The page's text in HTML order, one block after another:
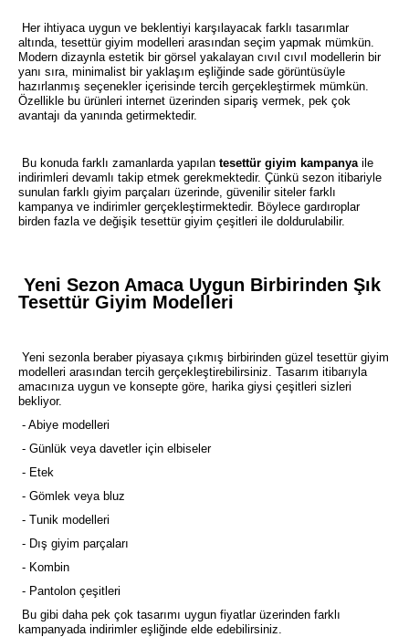
Her ihtiyaca uygun ve beklentiyi karşılayacak farklı tasarımlar
altında, tesettür giyim modelleri arasından seçim yapmak mümkün.
Modern dizaynla estetik bir görsel yakalayan cıvıl cıvıl modellerin bir
yanı sıra, minimalist bir yaklaşım eşliğinde sade görüntüsüyle
hazırlanmış seçenekler içerisinde tercih gerçekleştirmek mümkün.
Özellikle bu ürünleri internet üzerinden sipariş vermek, pek çok
avantajı da yanında getirmektedir.
Bu konuda farklı zamanlarda yapılan tesettür giyim kampanyaile
indirimleri devamlı takip etmek gerekmektedir. Çünkü sezon itibariyle
sunulan farklı giyim parçaları üzerinde, güvenilir siteler farklı
kampanya ve indirimler gerçekleştirmektedir. Böylece gardıroplar
birden fazla ve değişik tesettür giyim çeşitleri ile doldurulabilir.
Yeni Sezon Amaca Uygun Birbirinden Şık
Tesettür Giyim Modelleri
Yeni sezonla beraber piyasaya çıkmış birbirinden güzel tesettür giyim
modelleri arasından tercih gerçekleştirebilirsiniz. Tasarım itibarıyla
amacınıza uygun ve konsepte göre, harika giysi çeşitleri sizleri
bekliyor.
- Abiye modelleri
- Günlük veya davetler için elbiseler
- Etek
- Gömlek veya bluz
- Tunik modelleri
- Dış giyim parçaları
- Kombin
- Pantolon çeşitleri
Bu gibi daha pek çok tasarımı uygun fiyatlar üzerinden farklı
kampanyada indirimler eşliğinde elde edebilirsiniz.